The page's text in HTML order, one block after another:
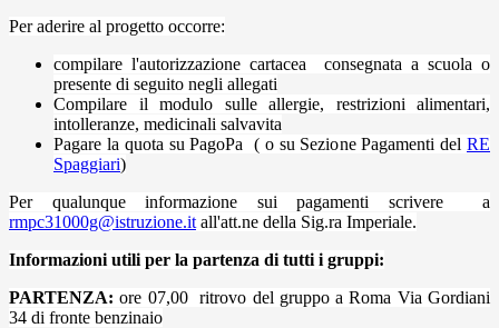
Per aderire al progetto occorre:
compilare l'autorizzazione cartacea consegnata a scuola o
presente di seguito negli allegati
Compilare il modulo sulle allergie, restrizioni alimentari,
intolleranze, medicinali salvavita
Pagare la quota su PagoPa ( o su Sezione Pagamenti del RE
Spaggiari)
Per qualunque informazione sui pagamenti scrivere a
rmpc31000g@istruzione.it all'att.ne della Sig.ra Imperiale.
Informazioni utili per la partenza di tutti i gruppi:
PARTENZA:ore 07,00 ritrovo del gruppo a Roma Via Gordiani
34 di fronte benzinaio